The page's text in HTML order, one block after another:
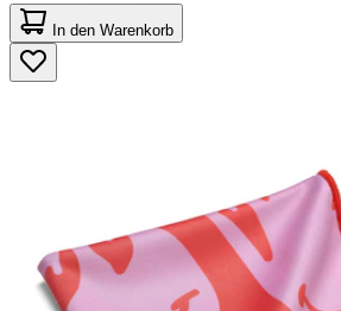
von
5
Sternen.
1
In den Warenkorb